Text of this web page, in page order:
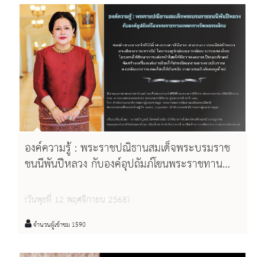
องค์ความรู้ : พระราชปณิธานสมเด็จพระบรมราช
ชนนีพันปีหลวง กับองค์อุปถัมภ์โขนพระราชทาน
(วันพุธที่ 12 พฤศจิกายน 2568)
จำนวนผู้เข้าชม 1590